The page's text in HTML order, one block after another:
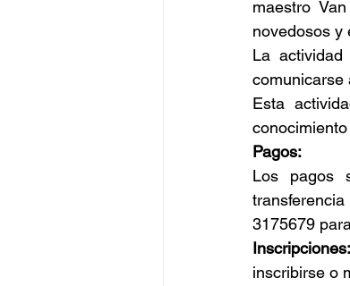
maestro
novedosos y
La
comunicarse
Esta
Pagos:
Los pagos
3175679
Inscripciones:
inscribirse o